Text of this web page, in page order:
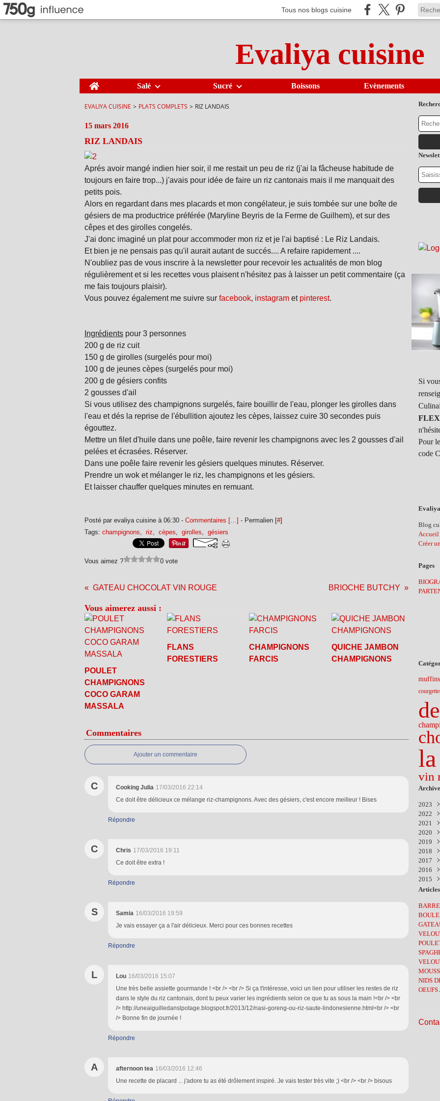
Tous nos blogs cuisine
Evaliya cuisine
Home Salé Sucré Boissons Evènements
EVALIYA CUISINE > PLATS COMPLETS > RIZ LANDAIS
15 mars 2016
RIZ LANDAIS
Aprés avoir mangé indien hier soir, il me restait un peu de riz (j'ai la fâcheuse habitude de
toujours en faire trop...) j'avais pour idée de faire un riz cantonais mais il me manquait des
petits pois.
Alors en regardant dans mes placards et mon congélateur, je suis tombée sur une boîte de
gésiers de ma productrice préférée (Maryline Beyris de la Ferme de Guilhem), et sur des
cêpes et des girolles congelés.
J'ai donc imaginé un plat pour accommoder mon riz et je l'ai baptisé : Le Riz Landais.
Et bien je ne pensais pas qu'il aurait autant de succés.... A refaire rapidement ....
N'oubliez pas de vous inscrire à la newsletter pour recevoir les actualités de mon blog
régulièrement et si les recettes vous plaisent n'hésitez pas à laisser un petit commentaire (ça
me fais toujours plaisir).
Vous pouvez également me suivre sur facebook, instagram et pinterest.
Ingrédients pour 3 personnes
200 g de riz cuit
150 g de girolles (surgelés pour moi)
100 g de jeunes cèpes (surgelés pour moi)
200 g de gésiers confits
2 gousses d'ail
Si vous utilisez des champignons surgelés, faire bouillir de l'eau, plonger les girolles dans
l'eau et dés la reprise de l'ébullition ajoutez les cèpes, laissez cuire 30 secondes puis
égouttez.
Mettre un filet d'huile dans une poêle, faire revenir les champignons avec les 2 gousses d'ail
pelées et écrasées. Réserver.
Dans une poêle faire revenir les gésiers quelques minutes. Réserver.
Prendre un wok et mélanger le riz, les champignons et les gésiers.
Et laisser chauffer quelques minutes en remuant.
Posté par evaliya cuisine à 06:30 - Commentaires […] - Permalien [#]
Tags: champignons, riz, cèpes, girolles, gésiers
Vous aimez ? 0 vote
GATEAU CHOCOLAT VIN ROUGE BRIOCHE BUTCHY
Vous aimerez aussi :
POULET
CHAMPIGNONS
COCO GARAM
MASSALA
FLANS
FORESTIERS
CHAMPIGNONS
FARCIS
QUICHE JAMBON
CHAMPIGNONS
Commentaires
Ajouter un commentaire
C Cooking Julia 17/03/2016 22:14
Ce doit être délicieux ce mélange riz-champignons. Avec des gésiers, c'est encore meilleur ! Bises
Répondre
C Chris 17/03/2016 19:11
Ce doit être extra !
Répondre
S Samia 16/03/2016 19:59
Je vais essayer ça a l'air délicieux. Merci pour ces bonnes recettes
Répondre
L Lou 16/03/2016 15:07
Une très belle assiette gourmande ! <br /> <br /> Si ça t'intéresse, voici un lien pour utiliser les restes de riz
dans le style du riz cantonais, dont tu peux varier les ingrédients selon ce que tu as sous la main !<br /> <br
/> http://uneaiguilledanslpotage.blogspot.fr/2013/12/nasi-goreng-ou-riz-saute-lindonesienne.html<br /> <br
/> Bonne fin de journée !
Répondre
A afternoon tea 16/03/2016 12:46
Une recette de placard ... j'adore tu as été drôlement inspiré. Je vais tester très vite ;) <br /> <br /> bisous
Si
Pour
code
Blog
Accueil
Créer
Pages
muffins
vin
2023
2022
2021
Avril
Mars
2020
Août
Avril
Mars
2019
Mars
2018
Juin
2017
Août
Mai
2016
Juin
Mai
2015
Juin
Mai
NIDS
OEUFS